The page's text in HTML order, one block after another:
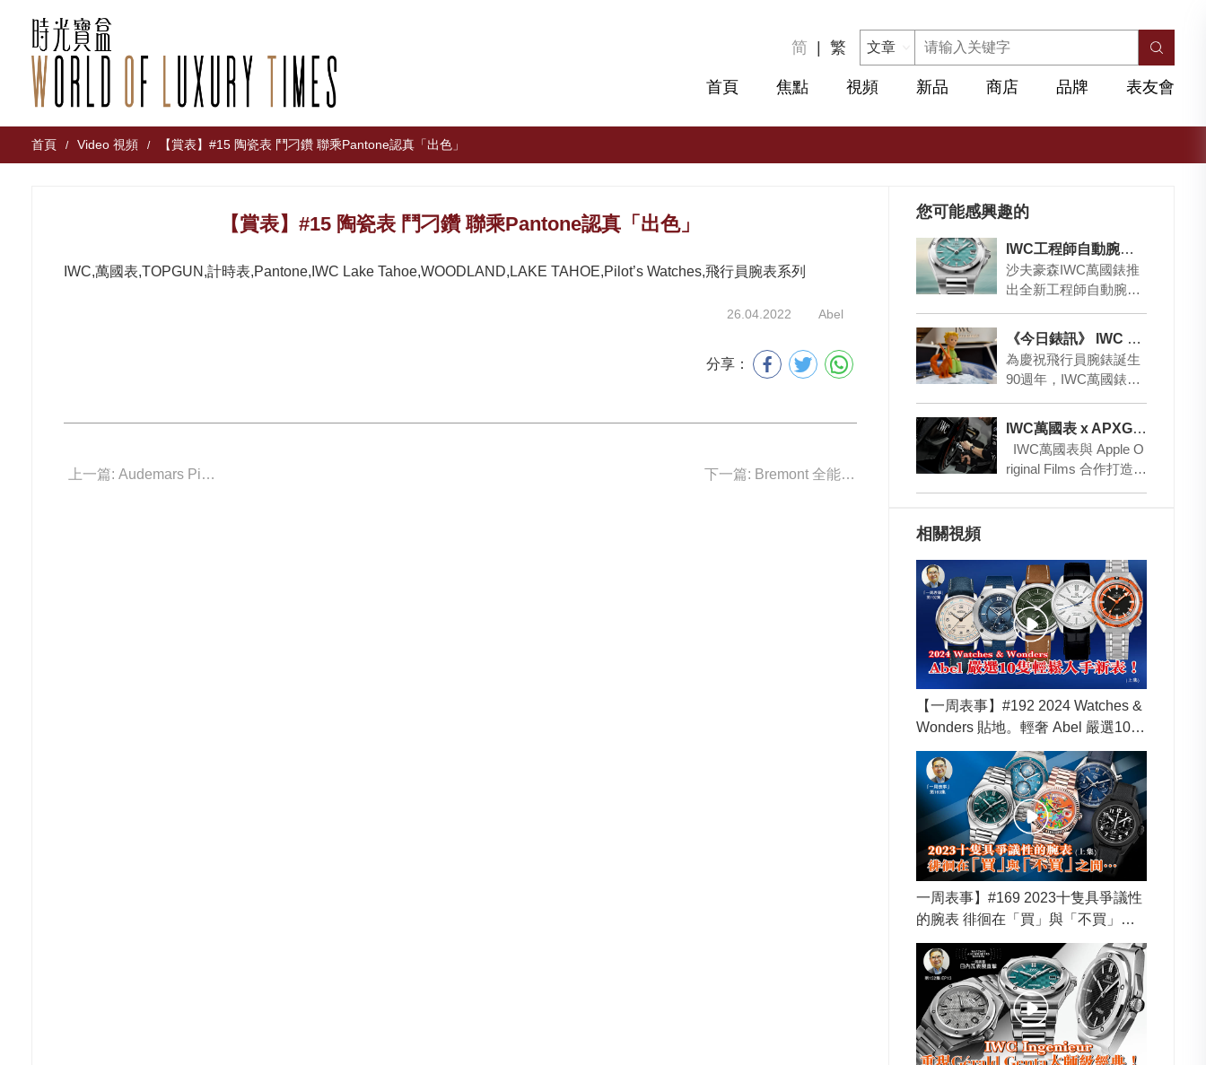
简 | 繁
首頁 焦點 視頻 新品 商店 品牌 表友會
首頁 / Video 視頻 / 【賞表】#15 陶瓷表 鬥刁鑽 聯乘Pantone認真「出色」
【賞表】#15 陶瓷表 鬥刁鑽 聯乘Pantone認真「出色」
IWC,萬國表,TOPGUN,計時表,Pantone,IWC Lake Tahoe,WOODLAND,LAKE TAHOE,Pilot’s Watches,飛行員腕表系列
26.04.2022 Abel
分享：
上一篇: Audemars Piguet 「50周年」版陀飛輪 下一篇: Bremont 全能型英式軍表
您可能感興趣的
IWC工程師自動腕錶35「Pool」色登場
沙夫豪森IWC萬國錶推
出全新工程師自動腕錶
以極具視覺衝擊力的
「Pool…
《今日錶訊》 IWC Next Space Age Exhibition
為慶祝飛行員腕錶誕生
90週年，IWC萬國錶於
xt Space Age Exhi…
IWC萬國表 x APXGP車隊聯名時計作品
IWC萬國表與 Apple O
riginal Films 合作打造、
相關視頻
【一周表事】#192 2024 Watches &
Wonders 貼地。輕奢 Abel 嚴選10隻
輕鬆入手新表！(上集)
一周表事】#169 2023十隻具爭議性
的腕表 徘徊在「買」與「不買」之
間… (上集)